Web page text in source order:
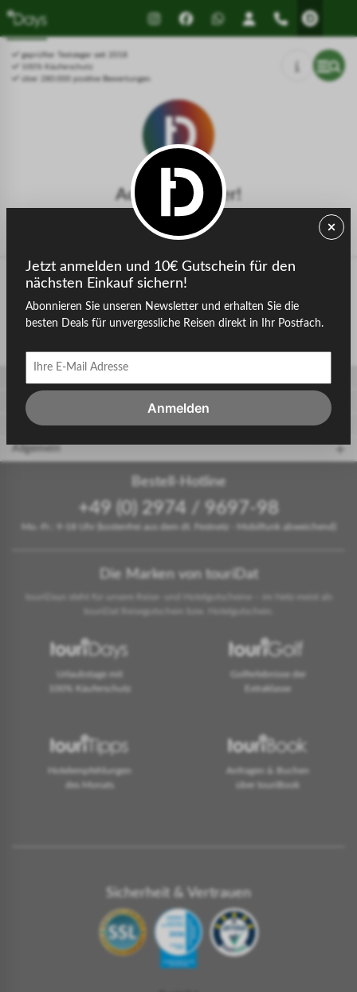
Drücken Sie Alt+1 für den
Bildschirmlesemodus, Alt+0 zum
Abbrechen
Leitfaden für barrierefreie
Bildschirmlesegeräte, Feedback
und Fehlerberichte | Neues
Fenstergeprüfter Testsieger seit 2018
100% Käuferschutz
über 280.000 positive Bewertungen
Achtung, Fehler!
Die gesuchte Seite konnte nicht gefunden werden.
zurück zur Startseite
Gastgeber
touriDat Reiseblog
Allgemein
Bestell-Hotline
+49 (0) 2974 / 9697-98
Mo.-Fr.: 9-18 Uhr (kostenfrei aus dem dt. Festnetz - Mobilfunk abweichend)
Die Marken von touriDat
touriDays steht für unsere Reise- und Hotelgutscheine – im Netz meist als
touriDat Reisegutschein bzw. Hotelgutschein.
Urlaubstage mit
100% Käuferschutz
Golferlebnisse der
Extraklasse
Hotelempfehlungen
des Monats
Anfragen & Buchen
über touriBook
Sicherheit & Vertrauen
Jetzt anmelden und 10€ Gutschein für den
nächsten Einkauf sichern!
Abonnieren Sie unseren Newsletter und erhalten Sie die
besten Deals für unvergessliche Reisen direkt in Ihr Postfach.
Anmelden